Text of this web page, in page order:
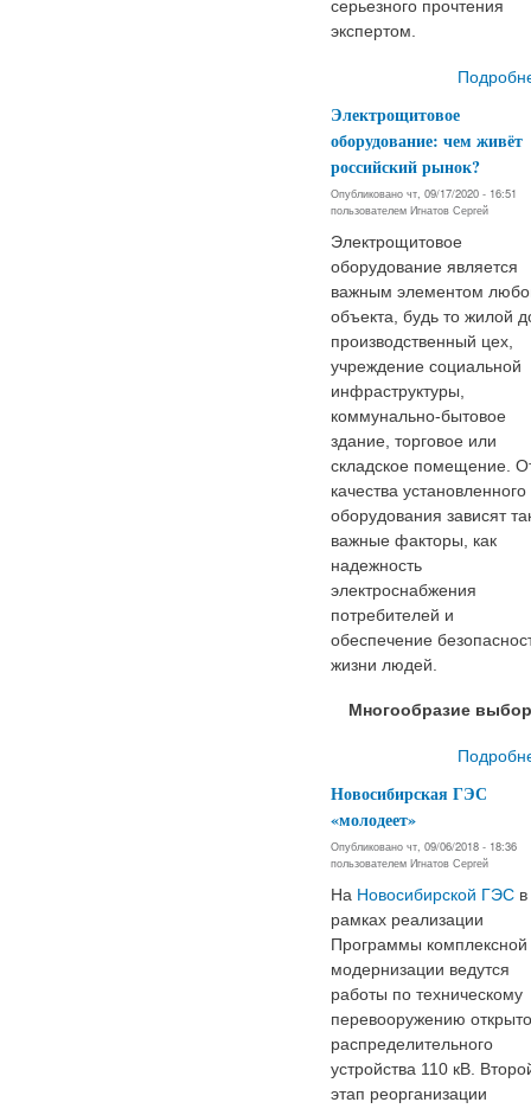
серьезного прочтения
экспертом.
Электрощитовое
оборудование: чем живёт
российский рынок?
Опубликовано чт, 09/17/2020 - 16:51
пользователем Игнатов Сергей
Электрощитовое
оборудование является
важным элементом
объекта, будь то жилой
производственный цех,
учреждение социальной
инфраструктуры,
коммунально-бытовое
здание, торговое или
складское помещение.
качества установленного
оборудования зависят
важные факторы, как
надежность
электроснабжения
потребителей и
обеспечение
жизни людей.
Многообразие
Новосибирская ГЭС
«молодеет»
Опубликовано чт, 09/06/2018 - 18:36
пользователем Игнатов Сергей
На Новосибирской ГЭС в
рамках реализации
Программы комплексной
модернизации ведутся
работы по техническому
перевооружению
распределительного
устройства 110 кВ.
этап реорганизации